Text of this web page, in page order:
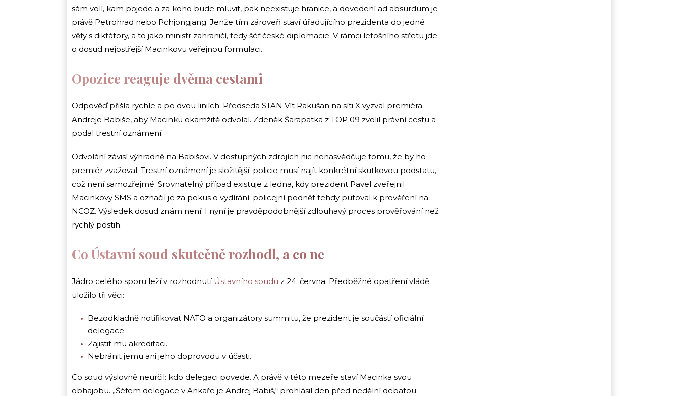
sám volí, kam pojede a za koho bude mluvit, pak neexistuje hranice, a dovedení ad absurdum je
právě Petrohrad nebo Pchjongjang. Jenže tím zároveň staví úřadujícího prezidenta do jedné
věty s diktátory, a to jako ministr zahraničí, tedy šéf české diplomacie. V rámci letošního střetu jde
o dosud nejostřejší Macinkovu veřejnou formulaci.
Opozice reaguje dvěma cestami
Odpověď přišla rychle a po dvou liniích. Předseda STAN Vít Rakušan na síti X vyzval premiéra
Andreje Babiše, aby Macinku okamžitě odvolal. Zdeněk Šarapatka z TOP 09 zvolil právní cestu a
podal trestní oznámení.
Odvolání závisí výhradně na Babišovi. V dostupných zdrojích nic nenasvědčuje tomu, že by ho
premiér zvažoval. Trestní oznámení je složitější: policie musí najít konkrétní skutkovou podstatu,
což není samozřejmé. Srovnatelný případ existuje z ledna, kdy prezident Pavel zveřejnil
Macinkovy SMS a označil je za pokus o vydírání; policejní podnět tehdy putoval k prověření na
NCOZ. Výsledek dosud znám není. I nyní je pravděpodobnější zdlouhavý proces prověřování než
rychlý postih.
Co Ústavní soud skutečně rozhodl, a co ne
Jádro celého sporu leží v rozhodnutí Ústavního soudu z 24. června. Předběžné opatření vládě
uložilo tři věci:
Bezodkladně notifikovat NATO a organizátory summitu, že prezident je součástí oficiální
delegace.
Zajistit mu akreditaci.
Nebránit jemu ani jeho doprovodu v účasti.
Co soud výslovně neurčil: kdo delegaci povede. A právě v této mezeře staví Macinka svou
obhajobu. „Šéfem delegace v Ankaře je Andrej Babiš,“ prohlásil den před nedělní debatou.